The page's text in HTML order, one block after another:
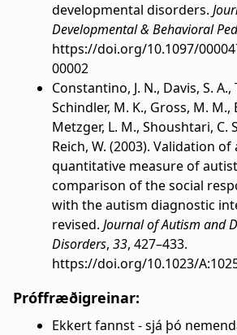
developmental disorders.
Developmental & Behavioral
https://doi.org/10.1097/
00002
Constantino, J. N., Davis, S. A.,
Schindler, M. K., Gross, M. M.,
Metzger, L. M., Shoushtari, C.
Reich, W. (2003). Validation
quantitative measure of
comparison of the social
with the autism diagnostic
revised. Journal of Autism and
Disorders, 33, 427–433.
https://doi.org/10.1023/
Próffræðigreinar:
Ekkert fannst - sjá þó